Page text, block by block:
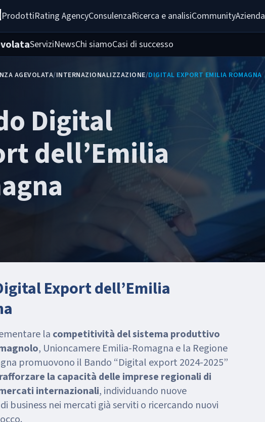
ProdottiRating AgencyConsulenzaRicerca e analisiCommunityAzienda
ServiziNewsChi siamoCasi di successo
AGEVOLATA/INTERNAZIONALIZZAZIONE/DIGITAL EXPORT EMILIA ROMAGNA
Digital
dell’Emilia
Export dell’Emilia
la competitività del sistema produttivo
, Unioncamere Emilia-Romagna e la Regione
promuovono il Bando “Digital export 2024-2025”
rafforzare la capacità delle imprese regionali di
internazionali, individuando nuove
business nei mercati già serviti o ricercando nuovi